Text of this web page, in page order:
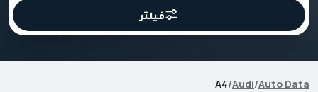
فيلتر
Auto Data
/
Audi
/
A4